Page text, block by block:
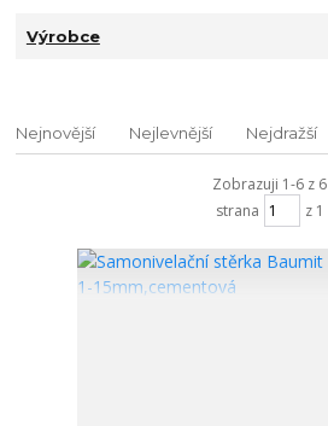
Výrobce
Nejnovější Nejlevnější Nejdražší
Zobrazuji 1-6 z 6
strana
z 1